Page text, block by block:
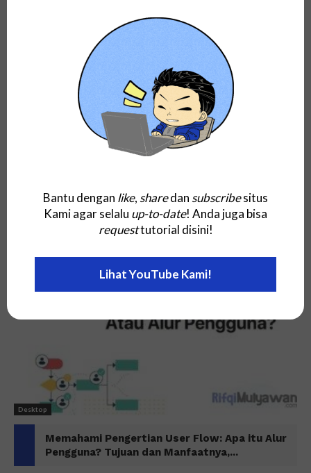
Mengenal Pengertian Yandex: Apa itu Yandex
N.V.? Tujuan dan Fungsi, Jenis...
Inilah Pengertian GPA: Apa itu Grade Point
Average dan IPK (IP)?...
Desktop
Memahami Pengertian User Flow: Apa itu Alur
Pengguna? Tujuan dan Manfaatnya,...
Bantu dengan like, sharedan subscribesitus
Kami agar selalu up-to-date! Anda juga bisa
requesttutorial disini!
Lihat YouTube Kami!